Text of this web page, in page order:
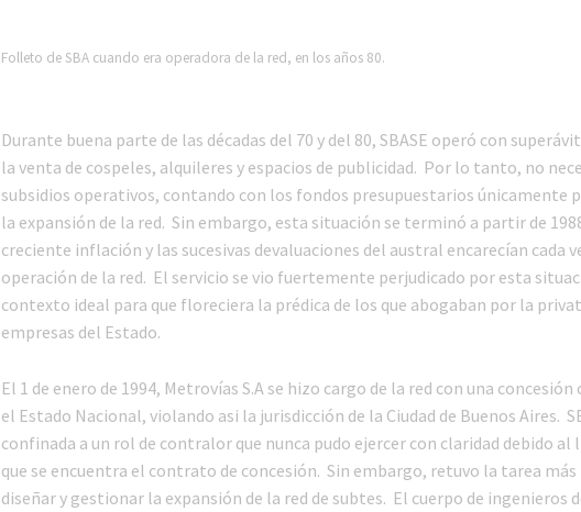
Folleto de SBA cuando era operadora de la red, en los años 80.
Durante buena parte de las décadas del 70 y del 80, SBASE operó con
la venta de cospeles, alquileres y espacios de publicidad. Por lo tanto, no
subsidios operativos, contando con los fondos presupuestarios únicamente
la expansión de la red. Sin embargo, esta situación se terminó a partir de
creciente inflación y las sucesivas devaluaciones del austral encarecían cada
operación de la red. El servicio se vio fuertemente perjudicado por esta
contexto ideal para que floreciera la prédica de los que abogaban por la
empresas del Estado.
El 1 de enero de 1994, Metrovías S.A se hizo cargo de la red con una
el Estado Nacional, violando asi la jurisdicción de la Ciudad de Buenos Aires.
confinada a un rol de contralor que nunca pudo ejercer con claridad debido al
que se encuentra el contrato de concesión. Sin embargo, retuvo la tarea
diseñar y gestionar la expansión de la red de subtes. El cuerpo de ingenieros